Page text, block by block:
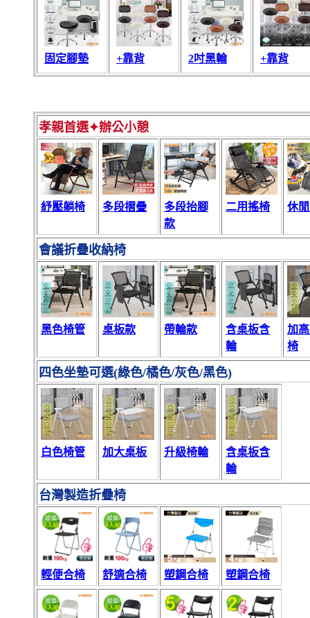
固定腳墊 +靠背 2吋黑輪 +靠背
孝親首選✦辦公小憩
紓壓躺椅 多段摺疊
多段抬腳
款
二用搖椅 休
會議折疊收納椅
黑色椅管 桌板款 帶輪款
含桌板含
輪
加
椅
四色坐墊可選(綠色/橘色/灰色/黑色)
白色椅管 加大桌板 升級椅輪
含桌板含
輪
台灣製造折疊椅
輕便合椅 舒適合椅 塑鋼合椅 塑鋼合椅